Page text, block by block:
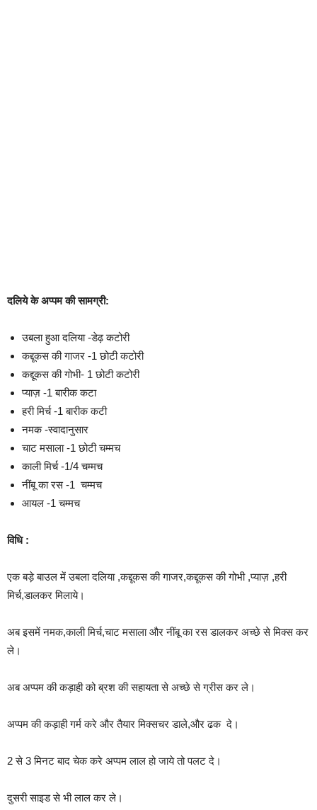
दलिये के अप्पम की सामग्री:
उबला हुआ दलिया -डेढ़ कटोरी
कद्दूकस की गाजर -1 छोटी कटोरी
कद्दूकस की गोभी- 1 छोटी कटोरी
प्याज़ -1 बारीक कटा
हरी मिर्च -1 बारीक कटी
नमक -स्वादानुसार
चाट मसाला -1 छोटी चम्मच
काली मिर्च -1/4 चम्मच
नींबू का रस -1 चम्मच
आयल -1 चम्मच
विधि :
एक बड़े बाउल में उबला दलिया ,कद्दूकस की गाजर,कद्दूकस की गोभी ,प्याज़ ,हरी
मिर्च,डालकर मिलाये।
अब इसमें नमक,काली मिर्च,चाट मसाला और नींबू का रस डालकर अच्छे से मिक्स कर
ले।
अब अप्पम की कड़ाही को ब्रश की सहायता से अच्छे से ग्रीस कर ले।
अप्पम की कड़ाही गर्म करे और तैयार मिक्सचर डाले,और ढक दे।
2 से 3 मिनट बाद चेक करे अप्पम लाल हो जाये तो पलट दे।
दुसरी साइड से भी लाल कर ले।